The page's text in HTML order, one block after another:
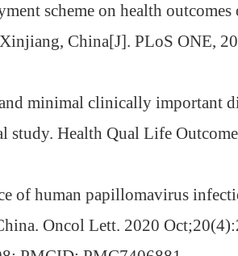
scheme on health outcomes
China[J]. PLoS ONE,
minimal clinically important
Health Qual Life
of human papillomavirus
Oncol Lett. 2020